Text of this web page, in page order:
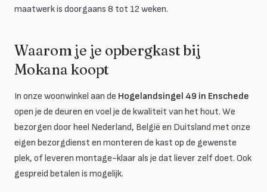
maatwerk is doorgaans 8 tot 12 weken.
Waarom je je opbergkast bij
Mokana koopt
In onze woonwinkel aan de Hogelandsingel 49 in Enschede
open je de deuren en voel je de kwaliteit van het hout. We
bezorgen door heel Nederland, België en Duitsland met onze
eigen bezorgdienst en monteren de kast op de gewenste
plek, of leveren montage-klaar als je dat liever zelf doet. Ook
gespreid betalen is mogelijk.